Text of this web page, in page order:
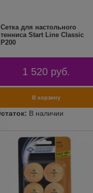
Сетка для настольного
тенниса Start Line Classic
P200
1 520 руб.